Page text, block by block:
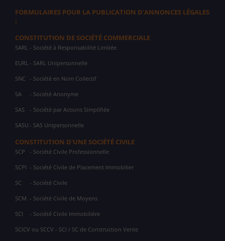
FORMULAIRES POUR LA PUBLICATION D'ANNONCES LÉGALES
:
CONSTITUTION DE SOCIÉTÉ COMMERCIALE
SARL - Société à Responsabilité Limitée
EURL - SARL Unipersonnelle
SNC - Société en Nom Collectif
SA - Société Anonyme
SAS - Société par Actions Simplifiée
SASU - SAS Unipersonnelle
CONSTITUTION D'UNE SOCIÉTÉ CIVILE
SCP - Société Civile Professionnelle
SCPI - Société Civile de Placement Immobilier
SC - Société Civile
SCM - Société Civile de Moyens
SCI - Société Civile Immobilière
SCICV ou SCCV - SCI / SC de Construction Vente